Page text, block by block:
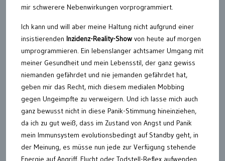
mir schwerere Nebenwirkungen vorprogrammiert.
Ich kann und will aber meine Haltung nicht aufgrund einer
insistierenden Inzidenz-Reality-Show von heute auf morgen
umprogrammieren. Ein lebenslanger achtsamer Umgang mit
meiner Gesundheit und mein Lebensstil, der ganz gewiss
niemanden gefährdet und nie jemanden gefährdet hat,
geben mir das Recht, mich diesem medialen Mobbing
gegen Ungeimpfte zu verweigern. Und ich lasse mich auch
ganz bewusst nicht in diese Panik-Stimmung hineinziehen,
da ich zu gut weiß, dass im Zustand von Angst und Panik
mein Immunsystem evolutionsbedingt auf Standby geht, in
der Meinung, es müsse nun jede zur Verfügung stehende
Energie auf Angriff, Flucht oder Todstell-Reflex aufwenden.